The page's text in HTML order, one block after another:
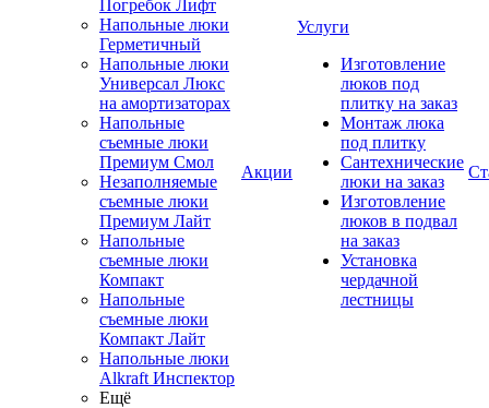
Погребок Лифт
Напольные люки
Герметичный
Напольные люки
Универсал Люкс
на амортизаторах
Напольные
съемные люки
Премиум Смол
Незаполняемые
съемные люки
Премиум Лайт
Напольные
съемные люки
Компакт
Напольные
съемные люки
Компакт Лайт
Напольные люки
Alkraft Инспектор
Ещё
Акции
Услуги
Изготовление
люков под
плитку на заказ
Монтаж люка
под плитку
Сантехнические
люки на заказ
Изготовление
люков в подвал
на заказ
Установка
чердачной
лестницы